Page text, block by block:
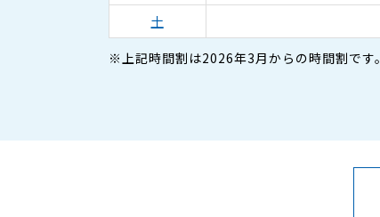
土
※上記時間割は2026年3月からの時間割です。